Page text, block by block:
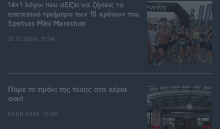
14+1 λόγοι που αξίζει να ζήσεις το
επετειακό τριήμερο των 15 χρόνων του
Spetses Mini Marathon
31.07.2026, 11:04
Πάρε το τιμόνι της τύχης στα χέρια
σου!
07.08.2026, 15:00